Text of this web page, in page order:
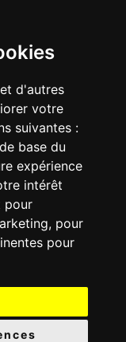
d'autres
votre
suivantes :
base du
expérience
intérêt
pour
, pour
pour